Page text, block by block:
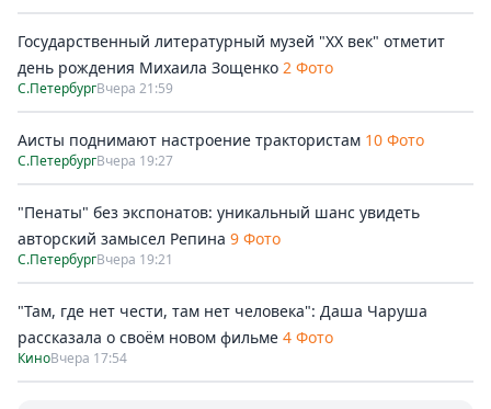
Государственный литературный музей "ХХ век" отметит
день рождения Михаила Зощенко 2 Фото
С.ПетербургВчера 21:59
Аисты поднимают настроение трактористам 10 Фото
С.ПетербургВчера 19:27
"Пенаты" без экспонатов: уникальный шанс увидеть
авторский замысел Репина 9 Фото
С.ПетербургВчера 19:21
"Там, где нет чести, там нет человека": Даша Чаруша
рассказала о своём новом фильме 4 Фото
КиноВчера 17:54